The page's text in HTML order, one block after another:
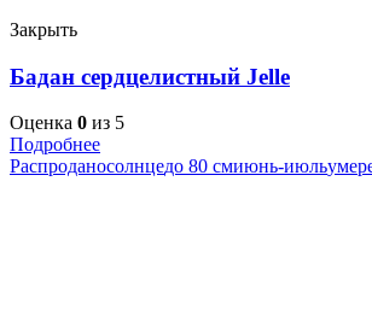
Закрыть
Бадан сердцелистный Jelle
Оценка 0 из 5
Подробнее
Распроданосолнцедо 80 смиюнь-июль